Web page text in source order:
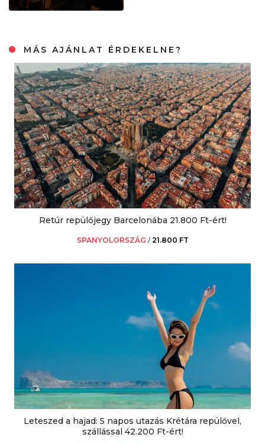
MÁS AJÁNLAT ÉRDEKELNE?
Retúr repülőjegy Barcelonába 21.800 Ft-ért!
SPANYOLORSZÁG /21.800 FT
Leteszed a hajad: 5 napos utazás Krétára repülővel,
szállással 42.200 Ft-ért!